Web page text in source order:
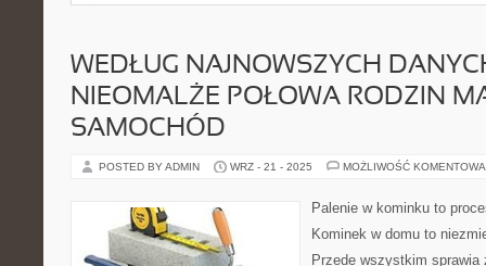
WEDŁUG NAJNOWSZYCH
NIEOMALŻE POŁOWA RODZIN
SAMOCHÓD
POSTED BY ADMIN WRZ - 21 - 2025 MOŻLIWOŚĆ
Palenie w kominku to
Kominek w domu to
Przede wszystkim sprawia